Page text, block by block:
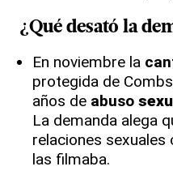
¿Qué desató la
En noviembre la
protegida de
años de abuso
La demanda alega
relaciones
las filmaba.